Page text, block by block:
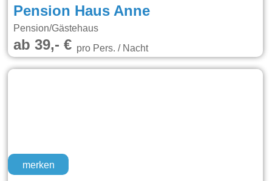
Pension Haus Anne
Pension/Gästehaus
ab 39,- €pro Pers. / Nacht
merken